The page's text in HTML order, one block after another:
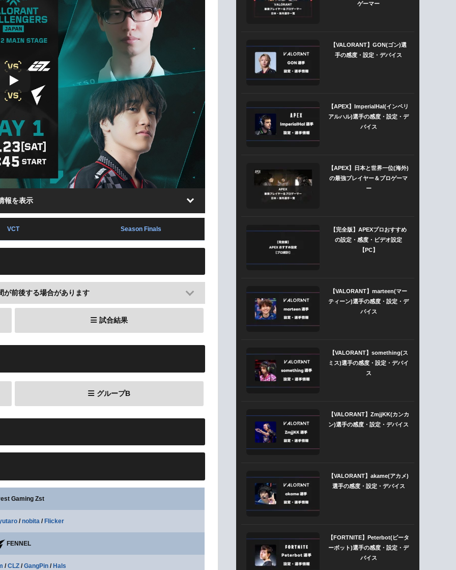
報を表示
VCT Season Finals
が前後する場合があります
試合結果
グループB
Gaming Zst
/nobita/Flicker
FENNEL
/CLZ /GangPin /Hals
ゲーマー
【VALORANT】GON(ゴン)選
手の感度・設定・デバイス
【APEX】ImperialHal(インペリ
アルハル)選手の感度・設定・デ
バイス
【APEX】日本と世界一位(海外)
の最強プレイヤー＆プロゲーマ
ー
【完全版】APEXプロおすすめ
の設定・感度・ビデオ設定
【PC】
【VALORANT】marteen(マー
ティーン)選手の感度・設定・デ
バイス
【VALORANT】something(ス
ミス)選手の感度・設定・デバイ
ス
【VALORANT】ZmjjKK(カンカ
ン)選手の感度・設定・デバイス
【VALORANT】akame(アカメ)
選手の感度・設定・デバイス
【FORTNITE】Peterbot(ピータ
ーボット)選手の感度・設定・デ
バイス